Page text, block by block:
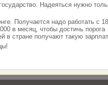
Надеяться нужно
Получается надо работать с
в месяц, чтобы достичь порога
в стране получают такую